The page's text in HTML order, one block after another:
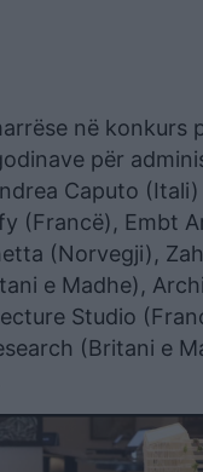
në konkurs
për
Caputo
(Francë), Embt
(Norvegji),
e Madhe),
Studio
(Britani e